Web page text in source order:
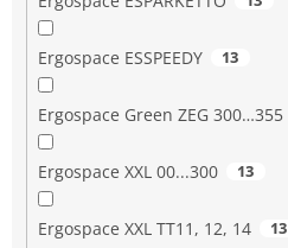
Ergospace ESSPEEDY 13
Ergospace Green ZEG 300…355
Ergospace XXL 00...300 13
Ergospace XXL TT11, 12, 14 13